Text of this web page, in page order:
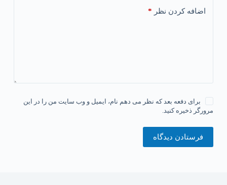
اضافه کردن نظر *
برای دفعه بعد که نظر می دهم نام، ایمیل و وب سایت من را در این
مرورگر ذخیره کنید.
فرستادن دیدگاه